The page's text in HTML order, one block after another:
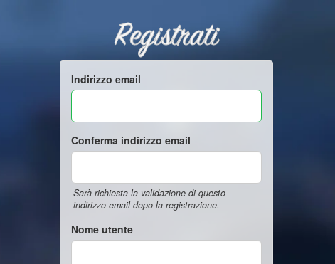
Registrati
Indirizzo email
Conferma indirizzo email
Sarà richiesta la validazione di questo
indirizzo email dopo la registrazione.
Nome utente